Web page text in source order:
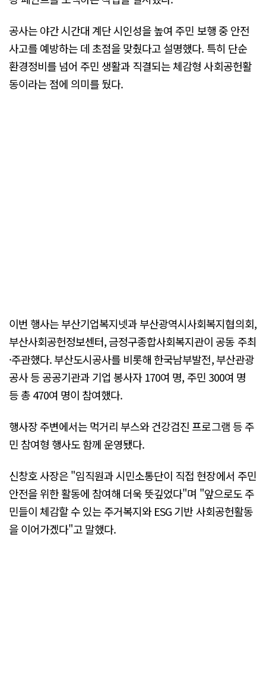
공사는 야간 시간대 계단 시인성을 높여 주민 보행 중 안전
사고를 예방하는 데 초점을 맞췄다고 설명했다. 특히 단순
환경정비를 넘어 주민 생활과 직결되는 체감형 사회공헌활
동이라는 점에 의미를 뒀다.
이번 행사는 부산기업복지넷과 부산광역시사회복지협의회,
부산사회공헌정보센터, 금정구종합사회복지관이 공동 주최
·주관했다. 부산도시공사를 비롯해 한국남부발전, 부산관광
공사 등 공공기관과 기업 봉사자 170여 명, 주민 300여 명
등 총 470여 명이 참여했다.
행사장 주변에서는 먹거리 부스와 건강검진 프로그램 등 주
민 참여형 행사도 함께 운영됐다.
신창호 사장은 "임직원과 시민소통단이 직접 현장에서 주민
안전을 위한 활동에 참여해 더욱 뜻깊었다"며 "앞으로도 주
민들이 체감할 수 있는 주거복지와 ESG 기반 사회공헌활동
을 이어가겠다"고 말했다.